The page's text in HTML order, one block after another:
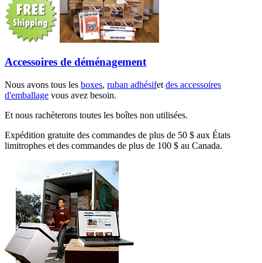
Accessoires de déménagement
Nous avons tous les boxes, ruban adhésifet des accessoires
d'emballage vous avez besoin.
Et nous rachèterons toutes les boîtes non utilisées.
Expédition gratuite des commandes de plus de 50 $ aux États
limitrophes et des commandes de plus de 100 $ au Canada.